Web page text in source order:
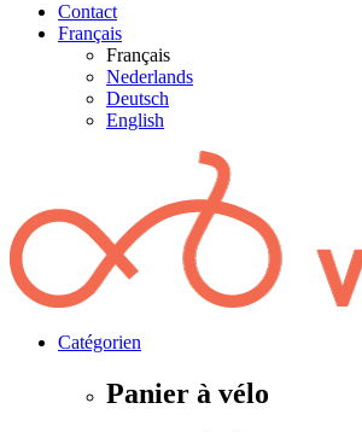
Contact
Français
Français
Nederlands
Deutsch
English
Catégorien
Panier à vélo